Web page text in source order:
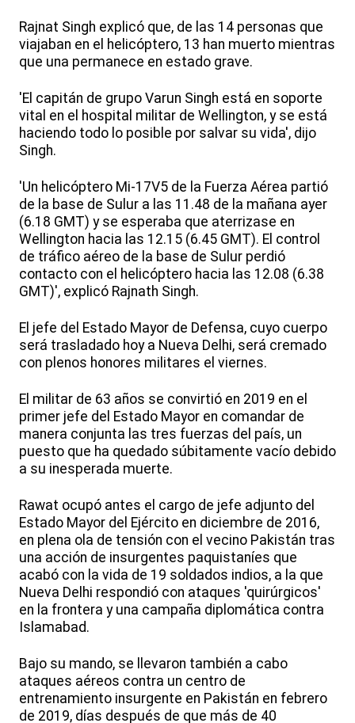
Rajnat Singh explicó que, de las 14 personas que
viajaban en el helicóptero, 13 han muerto mientras
que una permanece en estado grave.
'El capitán de grupo Varun Singh está en soporte
vital en el hospital militar de Wellington, y se está
haciendo todo lo posible por salvar su vida', dijo
Singh.
'Un helicóptero Mi-17V5 de la Fuerza Aérea partió
de la base de Sulur a las 11.48 de la mañana ayer
(6.18 GMT) y se esperaba que aterrizase en
Wellington hacia las 12.15 (6.45 GMT). El control
de tráfico aéreo de la base de Sulur perdió
contacto con el helicóptero hacia las 12.08 (6.38
GMT)', explicó Rajnath Singh.
El jefe del Estado Mayor de Defensa, cuyo cuerpo
será trasladado hoy a Nueva Delhi, será cremado
con plenos honores militares el viernes.
El militar de 63 años se convirtió en 2019 en el
primer jefe del Estado Mayor en comandar de
manera conjunta las tres fuerzas del país, un
puesto que ha quedado súbitamente vacío debido
a su inesperada muerte.
Rawat ocupó antes el cargo de jefe adjunto del
Estado Mayor del Ejército en diciembre de 2016,
en plena ola de tensión con el vecino Pakistán tras
una acción de insurgentes paquistaníes que
acabó con la vida de 19 soldados indios, a la que
Nueva Delhi respondió con ataques 'quirúrgicos'
en la frontera y una campaña diplomática contra
Islamabad.
Bajo su mando, se llevaron también a cabo
ataques aéreos contra un centro de
entrenamiento insurgente en Pakistán en febrero
de 2019, días después de que más de 40